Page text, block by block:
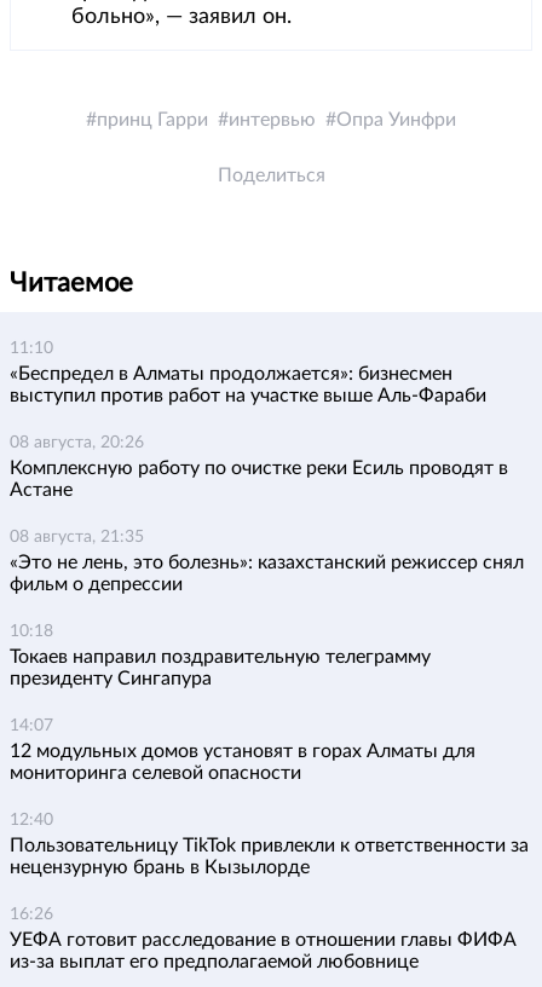
больно», — заявил он.
принц Гарри интервью Опра Уинфри
Поделиться
Читаемое
11:10
«Беспредел в Алматы продолжается»: бизнесмен
выступил против работ на участке выше Аль-Фараби
08 августа, 20:26
Комплексную работу по очистке реки Есиль проводят в
Астане
08 августа, 21:35
«Это не лень, это болезнь»: казахстанский режиссер снял
фильм о депрессии
10:18
Токаев направил поздравительную телеграмму
президенту Сингапура
14:07
12 модульных домов установят в горах Алматы для
мониторинга селевой опасности
12:40
Пользовательницу TikTok привлекли к ответственности за
нецензурную брань в Кызылорде
16:26
УЕФА готовит расследование в отношении главы ФИФА
из-за выплат его предполагаемой любовнице